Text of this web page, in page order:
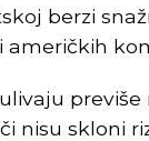
berzi
američkih
nisu skloni